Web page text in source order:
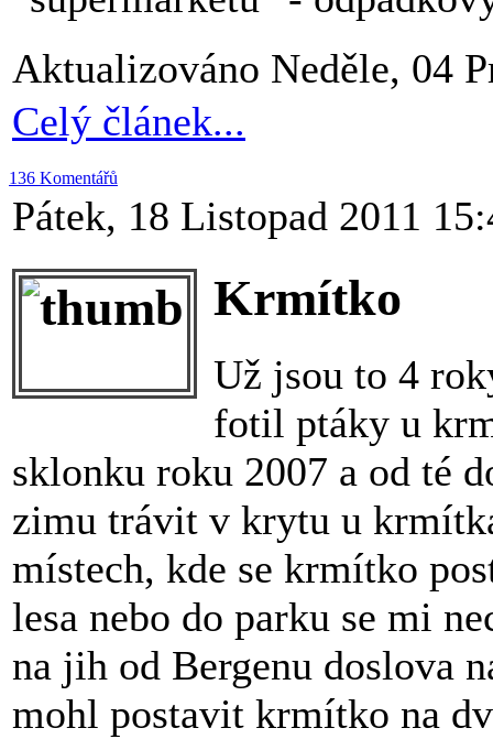
Aktualizováno Neděle, 04
Celý článek...
136 Komentářů
Pátek, 18 Listopad 2011
Krmítko
Už jsou to 4
fotil ptáky u
sklonku roku 2007 a od té
zimu trávit v krytu u
místech, kde se krmítko
lesa nebo do parku se mi
na jih od Bergenu doslova
mohl postavit krmítko na